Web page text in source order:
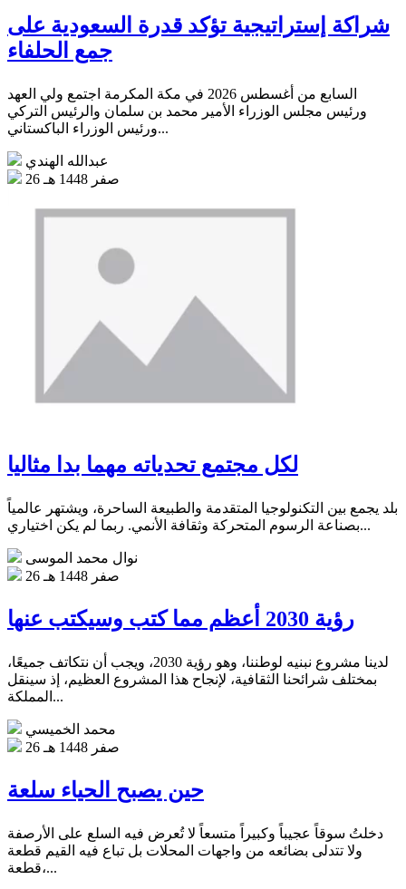
شراكة إستراتيجية تؤكد قدرة السعودية على
جمع الحلفاء
السابع من أغسطس 2026 في مكة المكرمة اجتمع ولي العهد
ورئيس مجلس الوزراء الأمير محمد بن سلمان والرئيس التركي
ورئيس الوزراء الباكستاني...
عبدالله الهندي
26 صفر 1448 هـ
لكل مجتمع تحدياته مهما بدا مثاليا
بلد يجمع بين التكنولوجيا المتقدمة والطبيعة الساحرة، ويشتهر عالمياً
بصناعة الرسوم المتحركة وثقافة الأنمي‏. ربما لم يكن اختياري...
نوال محمد الموسى
26 صفر 1448 هـ
رؤية 2030 أعظم مما كتب وسيكتب عنها
لدينا مشروع نبنيه لوطننا، وهو رؤية 2030، ويجب أن نتكاتف جميعًا،
بمختلف شرائحنا الثقافية، لإنجاح هذا المشروع العظيم، إذ سينقل
المملكة...
محمد الخميسي
26 صفر 1448 هـ
حين يصبح الحياء سلعة
دخلتُ سوقاً عجيباً وكبيراً متسعاً لا تُعرض فيه السلع على الأرصفة
ولا تتدلى بضائعه من واجهات المحلات بل تباع فيه القيم قطعة
قطعة،...